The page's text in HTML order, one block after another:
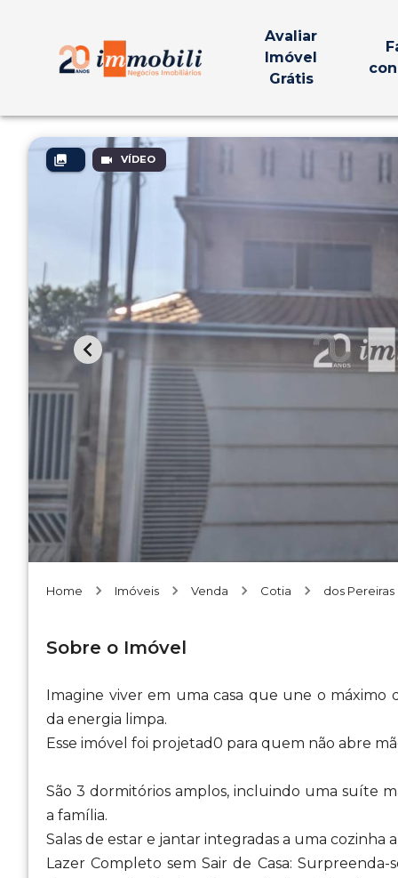
Avaliar
Imóvel
Grátis
VÍDEO
Home Imóveis Venda Cotia dos
Sobre o Imóvel
Imagine viver em uma casa que une o
da energia limpa.
Esse imóvel foi projetad0 para quem não abre
São 3 dormitórios amplos, incluindo uma suíte
a família.
Salas de estar e jantar integradas a uma cozinha
Lazer Completo sem Sair de Casa: